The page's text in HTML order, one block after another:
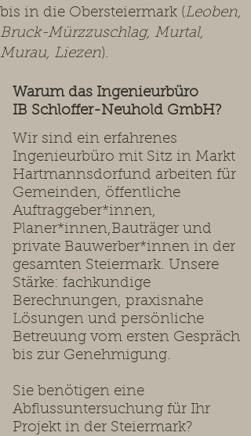
bis in die Obersteiermark (Leoben,
Bruck-Mürzzuschlag, Murtal,
Murau, Liezen).
Warum das Ingenieurbüro
IB Schloffer-Neuhold GmbH?
Wir sind ein erfahrenes
Ingenieurbüro mit Sitz in Markt
Hartmannsdorfund arbeiten für
Gemeinden, öffentliche
Auftraggeber*innen,
Planer*innen,Bauträger und
private Bauwerber*innen in der
gesamten Steiermark. Unsere
Stärke: fachkundige
Berechnungen, praxisnahe
Lösungen und persönliche
Betreuung vom ersten Gespräch
bis zur Genehmigung.
Sie benötigen eine
Abflussuntersuchung für Ihr
Projekt in der Steiermark?